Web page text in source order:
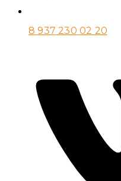
8 937 230 02 20